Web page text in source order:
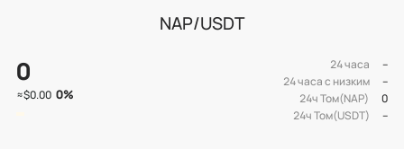
NAP/USDT
0
≈$0.00 0%
24 часа
--
24 часа с низким
--
24ч Том(NAP)
0
24ч Том(USDT)
--